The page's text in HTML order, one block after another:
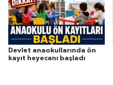
Devlet anaokullarında ön
kayıt heyecanı başladı